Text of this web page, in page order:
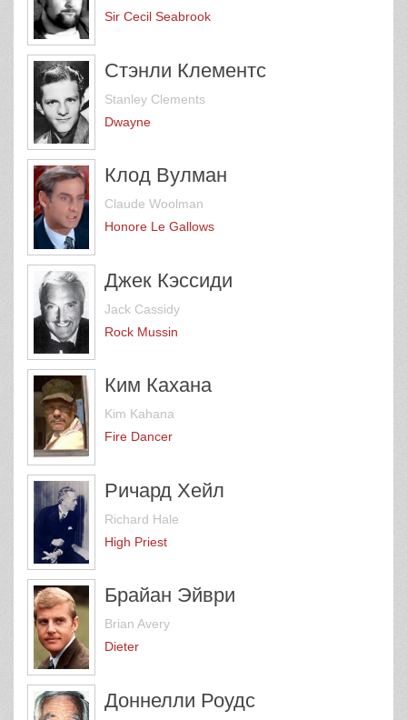
Sir Cecil Seabrook
Стэнли Клементс
Stanley Clements
Dwayne
Клод Вулман
Claude Woolman
Honore Le Gallows
Джек Кэссиди
Jack Cassidy
Rock Mussin
Ким Кахана
Kim Kahana
Fire Dancer
Ричард Хейл
Richard Hale
High Priest
Брайан Эйври
Brian Avery
Dieter
Доннелли Роудс